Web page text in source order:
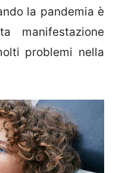
la pandemia è
manifestazione
problemi nella